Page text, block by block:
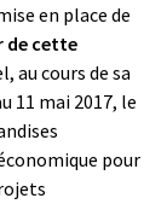
en place de
de cette
au cours de sa
11 mai 2017, le
pour